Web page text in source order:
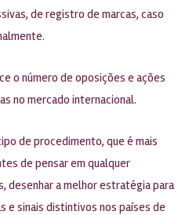
de registro de marcas, caso
o número de oposições e ações
no mercado internacional.
de procedimento, que é mais
de pensar em qualquer
desenhar a melhor estratégia para
e sinais distintivos nos países de